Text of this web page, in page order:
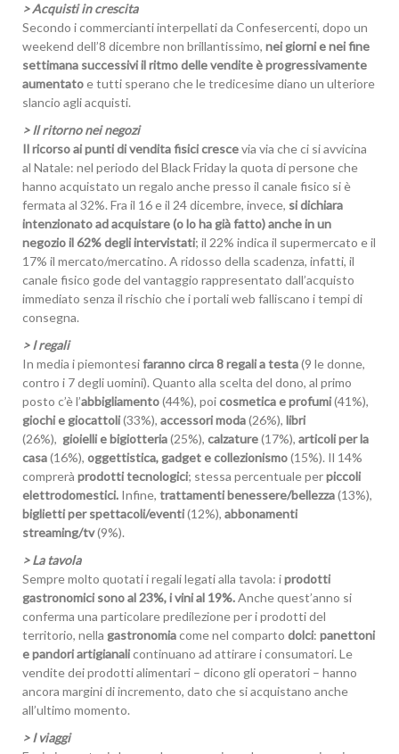
> Acquisti in crescita
Secondo i commercianti interpellati da Confesercenti, dopo un
weekend dell’8 dicembre non brillantissimo, nei giorni e nei fine
settimana successivi il ritmo delle vendite è progressivamente
aumentatoe tutti sperano che le tredicesime diano un ulteriore
slancio agli acquisti.
> Il ritorno nei negozi
Il ricorso ai punti di vendita fisici crescevia via che ci si avvicina
al Natale: nel periodo del Black Friday la quota di persone che
hanno acquistato un regalo anche presso il canale fisico si è
fermata al 32%. Fra il 16 e il 24 dicembre, invece, si dichiara
intenzionato ad acquistare (o lo ha già fatto) anche in un
negozio il 62% degli intervistati; il 22% indica il supermercato e il
17% il mercato/mercatino. A ridosso della scadenza, infatti, il
canale fisico gode del vantaggio rappresentato dall’acquisto
immediato senza il rischio che i portali web falliscano i tempi di
consegna.
> I regali
In media i piemontesifaranno circa 8 regali a testa(9 le donne,
contro i 7 degli uomini). Quanto alla scelta del dono, al primo
posto c’è l’abbigliamento(44%), poicosmetica e profumi(41%),
giochi e giocattoli(33%), accessori moda(26%), libri
(26%), gioielli e bigiotteria(25%), calzature(17%), articoli per la
casa(16%), oggettistica, gadget e collezionismo(15%). Il 14%
comprerà prodotti tecnologici; stessa percentuale perpiccoli
elettrodomestici. Infine, trattamenti benessere/bellezza(13%),
biglietti per spettacoli/eventi(12%), abbonamenti
streaming/tv(9%).
> La tavola
Sempre molto quotati i regali legati alla tavola: iprodotti
gastronomici sono al 23%, i vini al 19%.Anche quest’anno si
conferma una particolare predilezione per i prodotti del
territorio, nella gastronomiacome nel comparto dolci: panettoni
e pandori artigianalicontinuano ad attirare i consumatori. Le
vendite dei prodotti alimentari – dicono gli operatori – hanno
ancora margini di incremento, dato che si acquistano anche
all’ultimo momento.
> I viaggi